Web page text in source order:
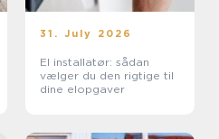
31. July 2026
El installatør: sådan
vælger du den rigtige til
dine elopgaver